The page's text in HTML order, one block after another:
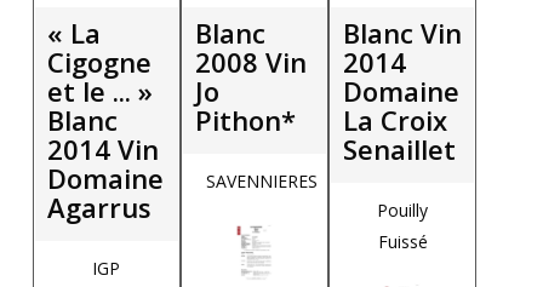
« La
Cigogne
et le ... »
Blanc
2014 Vin
Domaine
Agarrus
IGP
Blanc
2008 Vin
Jo
Pithon*
SAVENNIERES
Blanc Vin
2014
Domaine
La Croix
Senaillet
Pouilly
Fuissé